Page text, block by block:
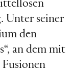
Unter seiner
den
an dem mit